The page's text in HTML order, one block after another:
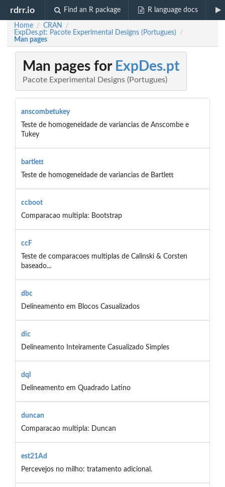
rdrr.io Find an R package R language docs
Home / CRAN /
ExpDes.pt: Pacote Experimental Designs (Portugues) /
Man pages
Man pages for ExpDes.pt
Pacote Experimental Designs (Portugues)
anscombetukey
Teste de homogeneidade de variancias de Anscombe e
Tukey
bartlett
Teste de homogeneidade de variancias de Bartlett
ccboot
Comparacao multipla: Bootstrap
ccF
Teste de comparacoes multiplas de Calinski & Corsten
baseado...
dbc
Delineamento em Blocos Casualizados
dic
Delineamento Inteiramente Casualizado Simples
dql
Delineamento em Quadrado Latino
duncan
Comparacao multipla: Duncan
est21Ad
Percevejos no milho: tratamento adicional.